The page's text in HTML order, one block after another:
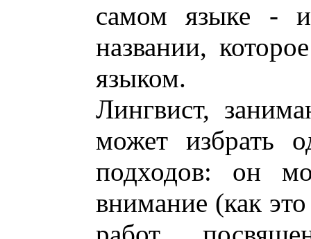
самом языке -
названии,
языком.
Лингвист,
может избрать
подходов: он
внимание (как